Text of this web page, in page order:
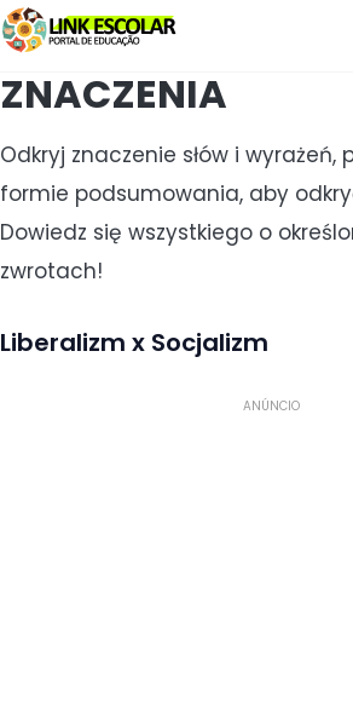
Połączyć
ZNACZENIA
Odkryj znaczenie słów i wyrażeń,
formie podsumowania, aby
Dowiedz się wszystkiego o
zwrotach!
Liberalizm x Socjalizm
ANÚNCIO